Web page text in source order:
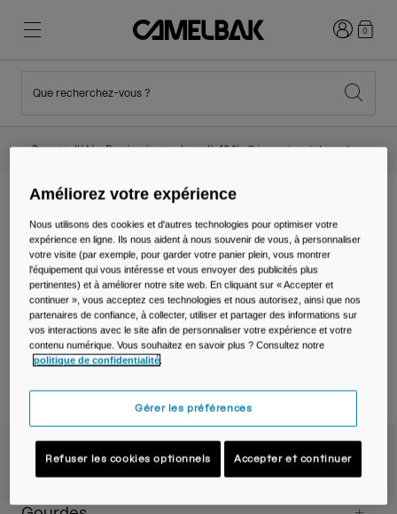
Nouveautés
Sacs Hydratation
Gilets Hydratation
Gourdes Sport
Mugs et Gobelets
Ceintures et sacoches
Running
Randonnée
Ski et snowboard
Voyages et style de vie
Qui sommes-nous
Abandonner le tout Jetable
Notre Mission
Nos Partenaires
Connexion
0
Que recherchez-vous ?
Promos d'été - Derniers jours - Jusqu'à 40 % -Découvrir maintenant
Nos histoires
Produits
Améliorez votre expérience
Nous utilisons des cookies et d'autres technologies pour optimiser votre
expérience en ligne. Ils nous aident à nous souvenir de vous, à personnaliser
votre visite (par exemple, pour garder votre panier plein, vous montrer
l'équipement qui vous intéresse et vous envoyer des publicités plus
pertinentes) et à améliorer notre site web. En cliquant sur « Accepter et
continuer », vous acceptez ces technologies et nous autorisez, ainsi que nos
partenaires de confiance, à collecter, utiliser et partager des informations sur
vos interactions avec le site afin de personnaliser votre expérience et votre
contenu numérique. Vous souhaitez en savoir plus ? Consultez notre
politique de confidentialité.
Gérer les préférences
Refuser les cookies optionnels Accepter et continuer